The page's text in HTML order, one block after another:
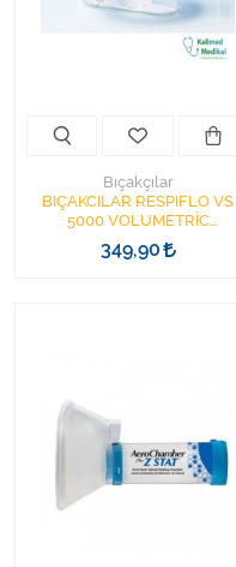
Bıçakçılar
BIÇAKCILAR RESPIFLO VS
5000 VOLUMETRİC
SOLUNUM EGZERSİZ CİHAZI
TEK TOPLU
349,90